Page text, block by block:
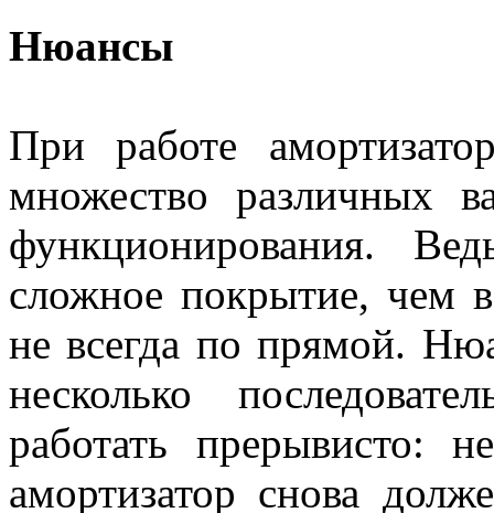
Нюансы
При работе
множество различных
функционирования.
сложное покрытие, чем
не всегда по прямой.
несколько
работать прерывисто:
амортизатор снова